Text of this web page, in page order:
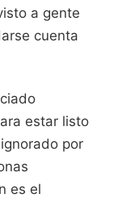
a gente
cuenta
estar listo
por
es el